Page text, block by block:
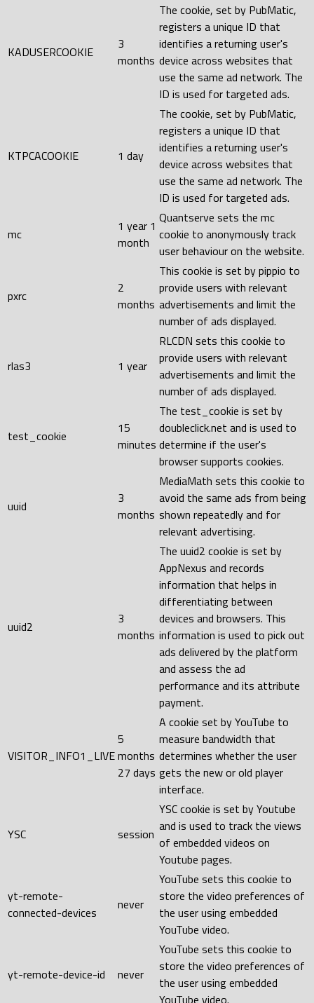
KADUSERCOOKIE
3
months
The cookie, set by PubMatic,
registers a unique ID that
identifies a returning user's
device across websites that
use the same ad network. The
ID is used for targeted ads.
KTPCACOOKIE 1 day
The cookie, set by PubMatic,
registers a unique ID that
identifies a returning user's
device across websites that
use the same ad network. The
ID is used for targeted ads.
mc
1 year 1
month
Quantserve sets the mc
cookie to anonymously track
user behaviour on the website.
pxrc
2
months
This cookie is set by pippio to
provide users with relevant
advertisements and limit the
number of ads displayed.
rlas3 1 year
RLCDN sets this cookie to
provide users with relevant
advertisements and limit the
number of ads displayed.
test_cookie
15
minutes
The test_cookie is set by
doubleclick.net and is used to
determine if the user's
browser supports cookies.
uuid
3
months
MediaMath sets this cookie to
avoid the same ads from being
shown repeatedly and for
relevant advertising.
uuid2
3
months
The uuid2 cookie is set by
AppNexus and records
information that helps in
differentiating between
devices and browsers. This
information is used to pick out
ads delivered by the platform
and assess the ad
performance and its attribute
payment.
VISITOR_INFO1_LIVE
5
months
27 days
A cookie set by YouTube to
measure bandwidth that
determines whether the user
gets the new or old player
interface.
YSC session
YSC cookie is set by Youtube
and is used to track the views
of embedded videos on
Youtube pages.
yt-remote-
connected-devices
never
YouTube sets this cookie to
store the video preferences of
the user using embedded
YouTube video.
yt-remote-device-id never
YouTube sets this cookie to
store the video preferences of
the user using embedded
YouTube video.